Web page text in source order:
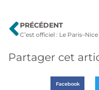
PRÉCÉDENT
Partager cet
Facebook